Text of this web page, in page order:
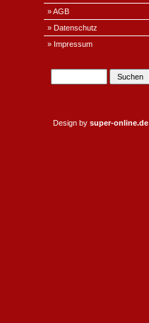
» AGB
» Datenschutz
» Impressum
Design by super-online.de